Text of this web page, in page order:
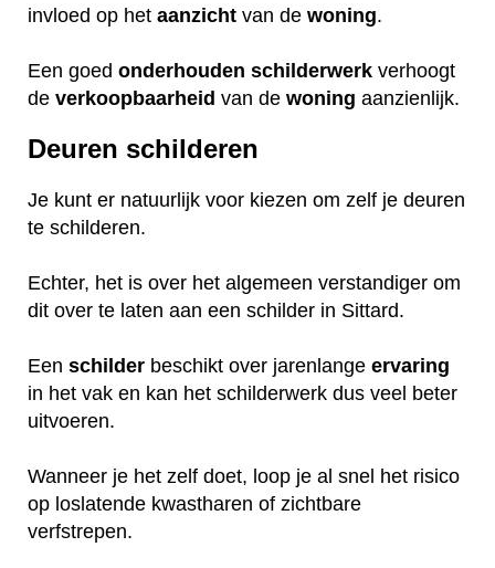
invloed op het aanzicht van de woning.
Een goed onderhouden schilderwerk verhoogt
de verkoopbaarheid van de woning aanzienlijk.
Deuren schilderen
Je kunt er natuurlijk voor kiezen om zelf je deuren
te schilderen.
Echter, het is over het algemeen verstandiger om
dit over te laten aan een schilder in Sittard.
Een schilder beschikt over jarenlange ervaring
in het vak en kan het schilderwerk dus veel beter
uitvoeren.
Wanneer je het zelf doet, loop je al snel het risico
op loslatende kwastharen of zichtbare
verfstrepen.